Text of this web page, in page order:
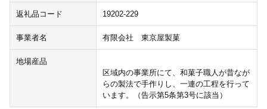
返礼品コード 19202-229
事業者名 有限会社 東京屋製菓
地場産品
区域内の事業所にて、和菓子職人が昔なが
らの製法で手作りし、一連の工程を行って
います。（告示第5条第3号に該当）